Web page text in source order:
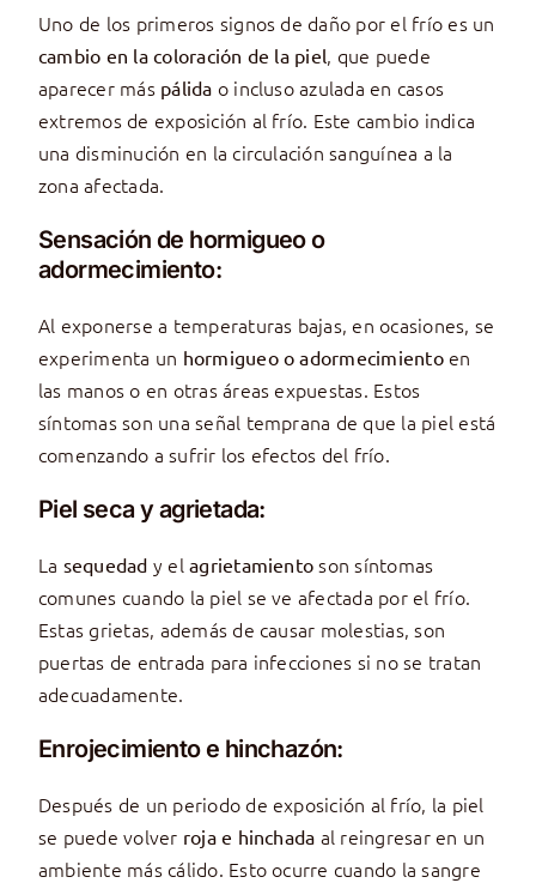
Uno de los primeros signos de daño por el frío es un
cambio en la coloración de la piel, que puede
aparecer más pálida o incluso azulada en casos
extremos de exposición al frío. Este cambio indica
una disminución en la circulación sanguínea a la
zona afectada.
Sensación de hormigueo o
adormecimiento:
Al exponerse a temperaturas bajas, en ocasiones, se
experimenta un hormigueo o adormecimientoen
las manos o en otras áreas expuestas. Estos
síntomas son una señal temprana de que la piel está
comenzando a sufrir los efectos del frío.
Piel seca y agrietada:
La sequedad y elagrietamiento son síntomas
comunes cuando la piel se ve afectada por el frío.
Estas grietas, además de causar molestias, son
puertas de entrada para infecciones si no se tratan
adecuadamente.
Enrojecimiento e hinchazón:
Después de un periodo de exposición al frío, la piel
se puede volver roja e hinchada al reingresar en un
ambiente más cálido. Esto ocurre cuando la sangre